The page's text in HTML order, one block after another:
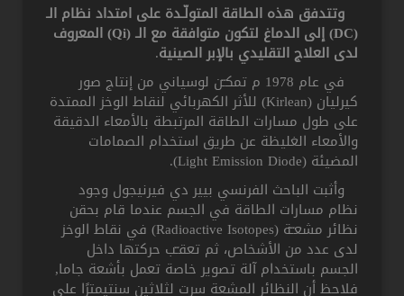
وتتدفق هذه الطاقة المتولّـدة على امتداد نظام الـ
(DC) إلى الدماغ لتكون متوافقة مع الـ (Qi) المعروف
لدى العلاج التقليدي بالإبر الصينية.
في عام 1978 م تمكـّن لوسياني من إنتاج صور
كيرليان (Kirlean) للأثر الكهربائي لنقاط الوخز الممتدة
على طول مسارات الطاقة المرتبطة بالأمعاء الدقيقة
والأمعاء الغليظة عن طريق استخدام الصمامات
المضيئة (Light Emission Diode).
وأثبت الباحث الفرنسي بيير دي فيرنيجول وجود
نظام مسارات الطاقة في الجسم عندما قام بحقن
نظائر مشعـّة (Radioactive Isotopes) في نقاط الوخز
لدى عدد من الأشخاص، ثم تعقـّب حركتها داخل
الجسم باستخدام آلة تصوير خاصة تعمل بأشعة جاما,
فلاحظ أن النظائر المشعة سرت لثلاثين سنتيمترًا على